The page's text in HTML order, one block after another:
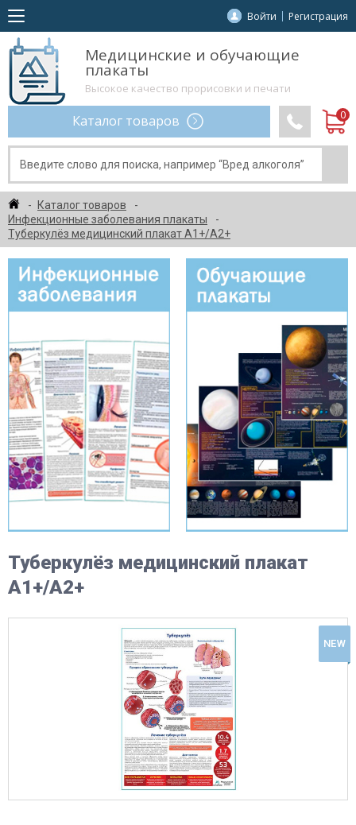
Войти Регистрация
Медицинские и обучающие
плакаты
Высокое качество прорисовки и печати
Каталог товаров
Каталог товаров
Инфекционные заболевания плакаты
Туберкулёз медицинский плакат А1+/A2+
Туберкулёз медицинский плакат
А1+/A2+
NEW